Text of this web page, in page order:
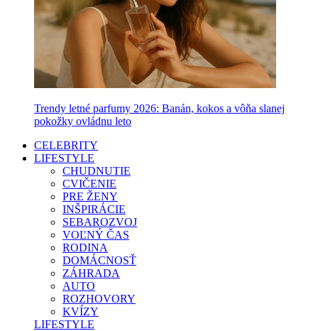
Trendy letné parfumy 2026: Banán, kokos a vôňa slanej
pokožky ovládnu leto
CELEBRITY
LIFESTYLE
CHUDNUTIE
CVIČENIE
PRE ŽENY
INŠPIRÁCIE
SEBAROZVOJ
VOĽNÝ ČAS
RODINA
DOMÁCNOSŤ
ZÁHRADA
AUTO
ROZHOVORY
KVÍZY
LIFESTYLE